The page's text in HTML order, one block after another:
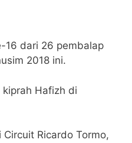
16 dari 26 pembalap
2018 ini.
Hafizh di
Ricardo Tormo,